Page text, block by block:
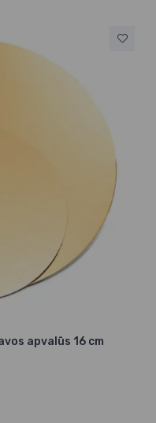
apvalūs 16 cm